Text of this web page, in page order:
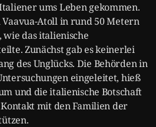
ums Leben gekommen.
Atoll in rund 50 Metern
das italienische
Zunächst gab es keinerlei
des Unglücks. Die Behörden in
eingeleitet, hieß
und die italienische Botschaft
mit den Familien der